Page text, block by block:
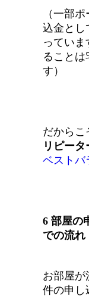
（一部
込金とし
ってい
ることは
す）
だからこ
リピー
ベストバ
6 部屋の
での流れ
お部屋が
件の申し